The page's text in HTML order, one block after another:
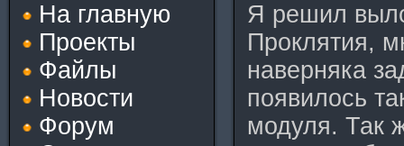
На главную
Проекты
Файлы
Новости
Форум
Я решил
Проклятия,
наверняка
появилось
модуля. Так